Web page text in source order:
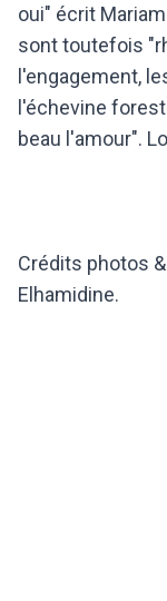
oui" écrit
sont toutefois
l'engagement,
l'échevine
beau l'amour".
Crédits photos
Elhamidine.